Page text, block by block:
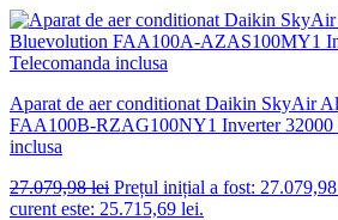
Aparat de aer conditionat Daikin SkyAir
FAA100B-RZAG100NY1 Inverter 32000
inclusa
27.079,98lei Prețul inițial a fost:
curent este: 25.715,69 lei.